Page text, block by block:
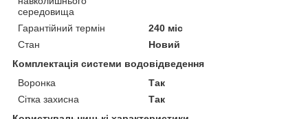
середовища
Гарантійний термін
240 міс
Стан
Новий
Комплектація системи водовідведення
Воронка
Так
Сітка захисна
Так